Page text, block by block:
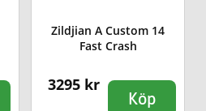
Zildjian A Custom 14
Fast Crash
3295 kr
Köp